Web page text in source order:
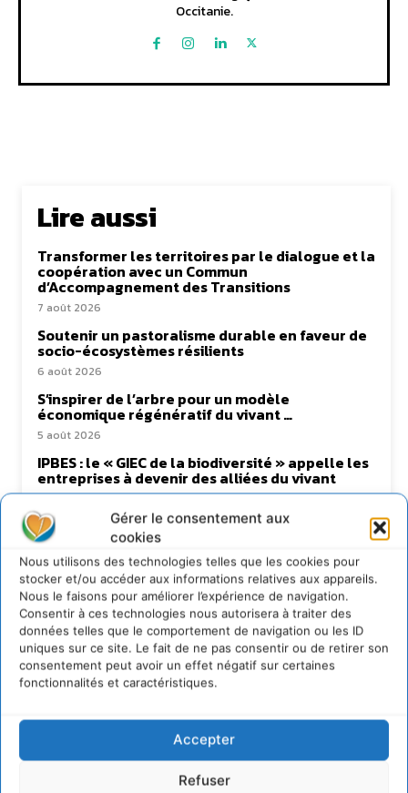
Gérer le consentement aux
cookies
Nous utilisons des technologies telles que les cookies pour
stocker et/ou accéder aux informations relatives aux appareils.
Nous le faisons pour améliorer l’expérience de navigation.
Consentir à ces technologies nous autorisera à traiter des
données telles que le comportement de navigation ou les ID
uniques sur ce site. Le fait de ne pas consentir ou de retirer son
consentement peut avoir un effet négatif sur certaines
fonctionnalités et caractéristiques.
Accepter
Refuser
Occitanie.
Lire aussi
Transformer les territoires par le dialogue et la
coopération avec un Commun
d’Accompagnement des Transitions
7 août 2026
Soutenir un pastoralisme durable en faveur de
socio-écosystèmes résilients
6 août 2026
S’inspirer de l’arbre pour un modèle
économique régénératif du vivant …
5 août 2026
IPBES : le « GIEC de la biodiversité » appelle les
entreprises à devenir des alliées du vivant
4 août 2026
Newsletter